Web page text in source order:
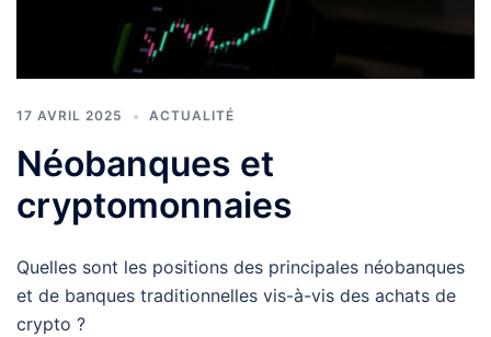
17 AVRIL 2025 ACTUALITÉ
Néobanques et
cryptomonnaies
Quelles sont les positions des principales néobanques
et de banques traditionnelles vis-à-vis des achats de
crypto ?